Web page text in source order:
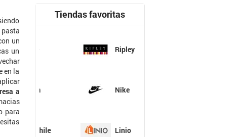
un
un
en la
a
para
Tiendas favoritas
Ripley
Nike
Linio